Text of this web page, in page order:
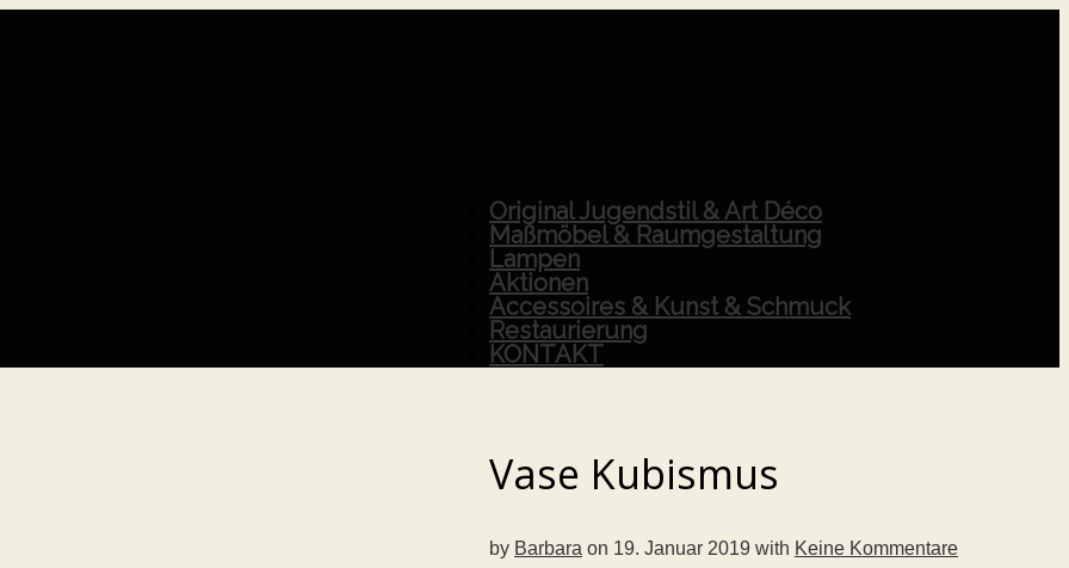
Original Jugendstil & Art Déco
Maßmöbel & Raumgestaltung
Lampen
Aktionen
Accessoires & Kunst & Schmuck
Restaurierung
KONTAKT
Vase Kubismus
by Barbara on 19. Januar 2019 with Keine Kommentare